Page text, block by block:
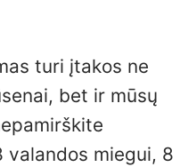
turi įtakos ne
bet ir mūsų
valandos miegui, 8